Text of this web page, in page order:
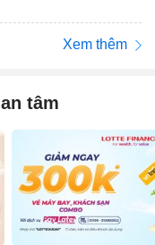
Xem thêm
tâm